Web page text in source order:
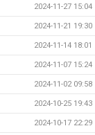
2024-11-27 15:04
2024-11-21 19:30
2024-11-14 18:01
2024-11-07 15:24
2024-11-02 09:58
2024-10-25 19:43
2024-10-17 22:29